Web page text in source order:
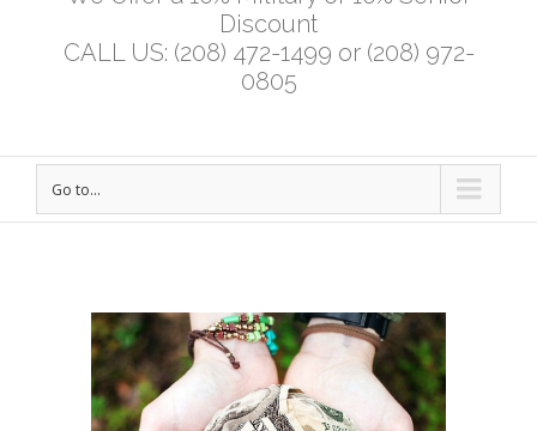
Discount
CALL US: (208) 472-1499 or (208) 972-
0805
Go to...
View
Larger
Image